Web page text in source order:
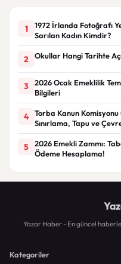
1
1972 İrlanda Fotoğrafı
Sarılan Kadın Kimdir?
2 Okullar Hangi Tarihte
3
2026 Ocak Emeklilik
Bilgileri
4
Torba Kanun
Sınırlama, Tapu ve
5
2026 Emekli Zammı:
Ödeme Hesaplama!
Yazar Haber - En güncel
Kategoriler